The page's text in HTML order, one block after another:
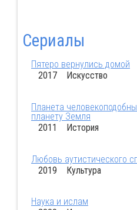
Сериалы
Пятеро вернулись домой
2017 Искусство
Планета
планету Земля
2011 История
Любовь аутистического
2019 Культура
Наука и ислам